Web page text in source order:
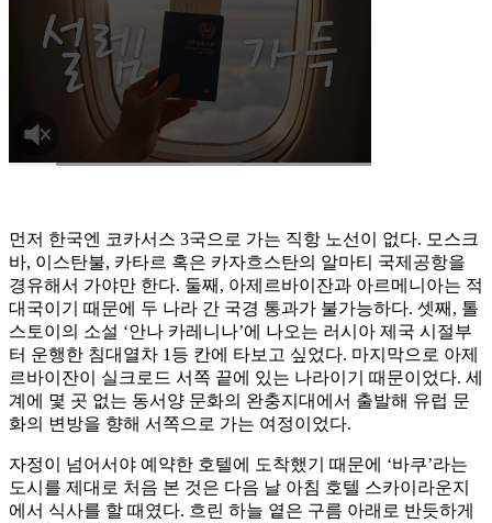
먼저 한국엔 코카서스 3국으로 가는 직항 노선이 없다. 모스크
바, 이스탄불, 카타르 혹은 카자흐스탄의 알마티 국제공항을
경유해서 가야만 한다. 둘째, 아제르바이잔과 아르메니아는 적
대국이기 때문에 두 나라 간 국경 통과가 불가능하다. 셋째, 톨
스토이의 소설 ‘안나 카레니나’에 나오는 러시아 제국 시절부
터 운행한 침대열차 1등 칸에 타보고 싶었다. 마지막으로 아제
르바이잔이 실크로드 서쪽 끝에 있는 나라이기 때문이었다. 세
계에 몇 곳 없는 동서양 문화의 완충지대에서 출발해 유럽 문
화의 변방을 향해 서쪽으로 가는 여정이었다.
자정이 넘어서야 예약한 호텔에 도착했기 때문에 ‘바쿠’라는
도시를 제대로 처음 본 것은 다음 날 아침 호텔 스카이라운지
에서 식사를 할 때였다. 흐린 하늘 옅은 구름 아래로 반듯하게